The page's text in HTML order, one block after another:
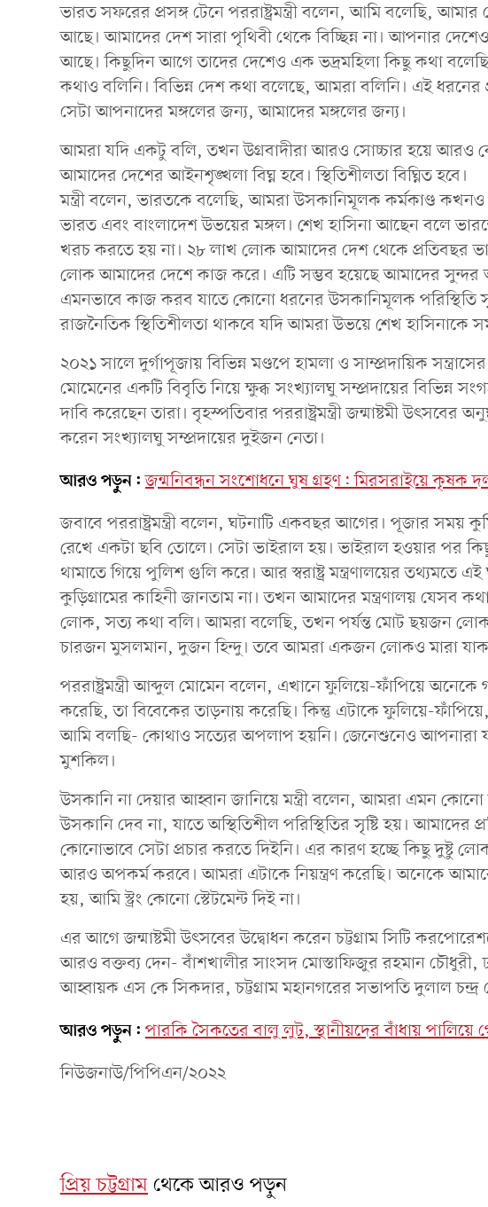
ভারত সফরের প্রসঙ্গ টেনে পররাষ্ট্রমন্ত্রী বলেন, আমি বলেছি,
আছে। আমাদের দেশ সারা পৃথিবী থেকে বিচ্ছিন্ন না। আপনার
আছে। কিছুদিন আগে তাদের দেশেও এক ভদ্রমহিলা কিছু কথা
কথাও বলিনি। বিভিন্ন দেশ কথা বলেছে, আমরা বলিনি। এই
সেটা আপনাদের মঙ্গলের জন্য, আমাদের মঙ্গলের জন্য।
আমরা যদি একটু বলি, তখন উগ্রবাদীরা আরও সোচ্চার হয়ে আরও
আমাদের দেশের আইনশৃঙ্খলা বিঘ্ন হবে। স্থিতিশীলতা বিঘ্নিত হবে।
মন্ত্রী বলেন, ভারতকে বলেছি, আমরা উসকানিমূলক কর্মকাণ্ড কখনও
ভারত এবং বাংলাদেশ উভয়ের মঙ্গল। শেখ হাসিনা আছেন বলে
খরচ করতে হয় না। ২৮ লাখ লোক আমাদের দেশ থেকে প্রতিবছর
লোক আমাদের দেশে কাজ করে। এটি সম্ভব হয়েছে আমাদের সুন্দর
এমনভাবে কাজ করব যাতে কোনো ধরনের উসকানিমূলক পরিস্থিতি
রাজনৈতিক স্থিতিশীলতা থাকবে যদি আমরা উভয়ে শেখ হাসিনাকে
২০২১ সালে দুর্গাপূজায় বিভিন্ন মণ্ডপে হামলা ও সাম্প্রদায়িক
মোমেনের একটি বিবৃতি নিয়ে ক্ষুব্ধ সংখ্যালঘু সম্প্রদায়ের বিভিন্ন
দাবি করেছেন তারা। বৃহস্পতিবার পররাষ্ট্রমন্ত্রী জন্মাষ্টমী উৎসবের
করেন সংখ্যালঘু সম্প্রদায়ের দুইজন নেতা।
আরও পড়ুন: জন্মনিবন্ধন সংশোধনে ঘুষ গ্রহণ: মিরসরাইয়ে কৃষক
জবাবে পররাষ্ট্রমন্ত্রী বলেন, ঘটনাটি একবছর আগের। পূজার সময়
রেখে একটা ছবি তোলে। সেটা ভাইরাল হয়। ভাইরাল হওয়ার পর
থামাতে গিয়ে পুলিশ গুলি করে। আর স্বরাষ্ট্র মন্ত্রণালয়ের
কুড়িগ্রামের কাহিনী জানতাম না। তখন আমাদের মন্ত্রণালয় যেসব
লোক, সত্য কথা বলি। আমরা বলেছি, তখন পর্যন্ত মোট ছয়জন লোক
চারজন মুসলমান, দুজন হিন্দু। তবে আমরা একজন লোকও মারা যাক
পররাষ্ট্রমন্ত্রী আব্দুল মোমেন বলেন, এখানে ফুলিয়ে-ফাঁপিয়ে
করেছি, তা বিবেকের তাড়নায় করেছি। কিন্তু এটাকে ফুলিয়ে-
আমি বলছি- কোথাও সত্যের অপলাপ হয়নি। জেনেশুনেও আপনারা
মুশকিল।
উসকানি না দেয়ার আহ্বান জানিয়ে মন্ত্রী বলেন, আমরা এমন
উসকানি দেব না, যাতে অস্থিতিশীল পরিস্থিতির সৃষ্টি হয়।
কোনোভাবে সেটা প্রচার করতে দিইনি। এর কারণ হচ্ছে কিছু দুষ্টু
আরও অপকর্ম করবে। আমরা এটাকে নিয়ন্ত্রণ করেছি। অনেকে
হয়, আমি স্ট্রং কোনো স্টেটমেন্ট দিই না।
এর আগে জন্মাষ্টমী উৎসবের উদ্বোধন করেন চট্টগ্রাম সিটি
আরও বক্তব্য দেন- বাঁশখালীর সাংসদ মোস্তাফিজুর রহমান চৌধুরী,
আহ্বায়ক এস কে সিকদার, চট্টগ্রাম মহানগরের সভাপতি দুলাল
আরও পড়ুন: পারকি সৈকতের বালু লুট, স্থানীয়দের বাঁধায় পালিয়ে
নিউজনাউ/পিপিএন/২০২২
প্রিয় চট্টগ্রামথেকে আরও পড়ুন